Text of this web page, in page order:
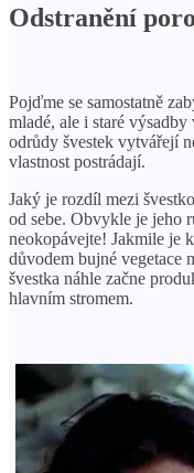
Odstranění
Pojďme se samostatně
mladé, ale i staré
odrůdy švestek vytvářejí
vlastnost postrádají.
Jaký je rozdíl mezi
od sebe. Obvykle je jeho
neokopávejte! Jakmile je
důvodem bujné vegetace
švestka náhle začne
hlavním stromem.